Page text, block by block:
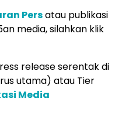
Persatau publikasi
media, silahkan klik
release serentak di
utama) atau Tier
Media